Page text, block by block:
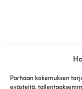
Parhaan kokemuksen
evästeitä,